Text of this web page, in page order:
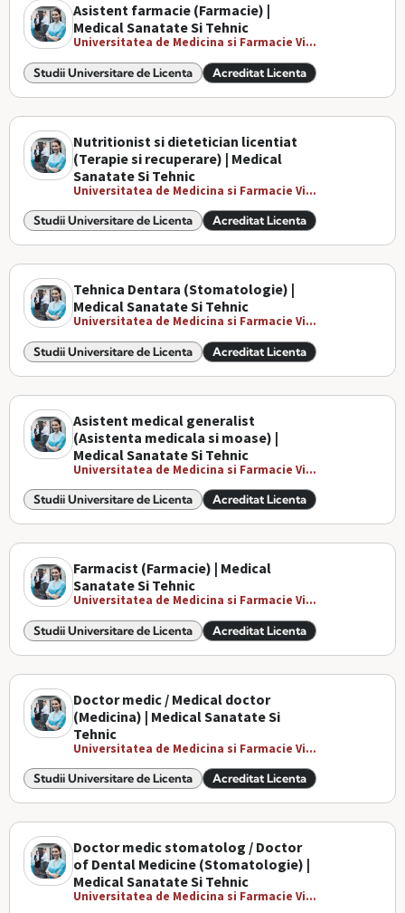
Asistent farmacie (Farmacie) |
Medical Sanatate Si Tehnic
Universitatea de Medicina si Farmacie Vi...
Studii Universitare de Licenta Acreditat Licenta
Nutritionist si dietetician licentiat
(Terapie si recuperare) | Medical
Sanatate Si Tehnic
Universitatea de Medicina si Farmacie Vi...
Studii Universitare de Licenta Acreditat Licenta
Tehnica Dentara (Stomatologie) |
Medical Sanatate Si Tehnic
Universitatea de Medicina si Farmacie Vi...
Studii Universitare de Licenta Acreditat Licenta
Asistent medical generalist
(Asistenta medicala si moase) |
Medical Sanatate Si Tehnic
Universitatea de Medicina si Farmacie Vi...
Studii Universitare de Licenta Acreditat Licenta
Farmacist (Farmacie) | Medical
Sanatate Si Tehnic
Universitatea de Medicina si Farmacie Vi...
Studii Universitare de Licenta Acreditat Licenta
Doctor medic / Medical doctor
(Medicina) | Medical Sanatate Si
Tehnic
Universitatea de Medicina si Farmacie Vi...
Studii Universitare de Licenta Acreditat Licenta
Doctor medic stomatolog / Doctor
of Dental Medicine (Stomatologie) |
Medical Sanatate Si Tehnic
Universitatea de Medicina si Farmacie Vi...